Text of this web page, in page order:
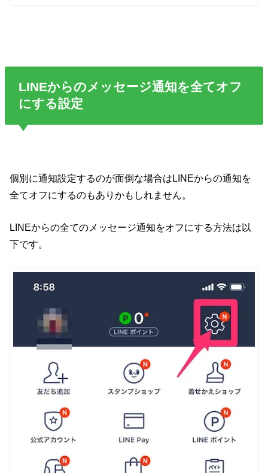
LINEからのメッセージ通知を全てオフ
にする設定
個別に通知設定するのが面倒な場合はLINEからの通知を
全てオフにするのもありかもしれません。
LINEからの全てのメッセージ通知をオフにする方法は以
下です。